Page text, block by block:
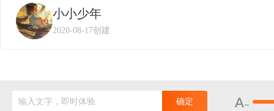
小小少年
2020-08-17创建
输入文字，即时体验 确定